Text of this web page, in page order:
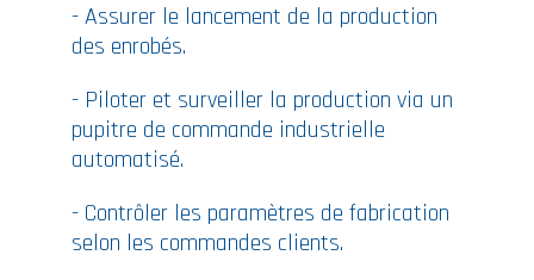
- Assurer le lancement de la production
des enrobés.
- Piloter et surveiller la production via un
pupitre de commande industrielle
automatisé.
- Contrôler les paramètres de fabrication
selon les commandes clients.